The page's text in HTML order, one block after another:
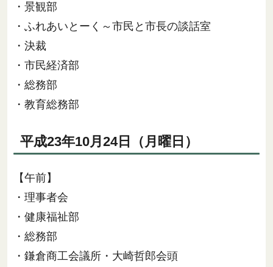
・景観部
・ふれあいとーく～市民と市長の談話室
・決裁
・市民経済部
・総務部
・教育総務部
平成23年10月24日（月曜日）
【午前】
・理事者会
・健康福祉部
・総務部
・鎌倉商工会議所・大崎哲郎会頭